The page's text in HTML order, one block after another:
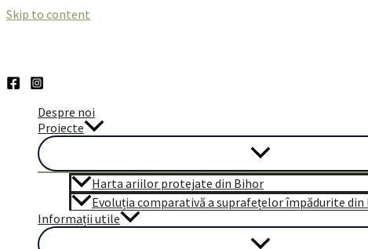
Skip to content
Despre noi
Proiecte
Harta ariilor protejate din Bihor
Evoluția comparativă a suprafețelor împădurite
Informații utile